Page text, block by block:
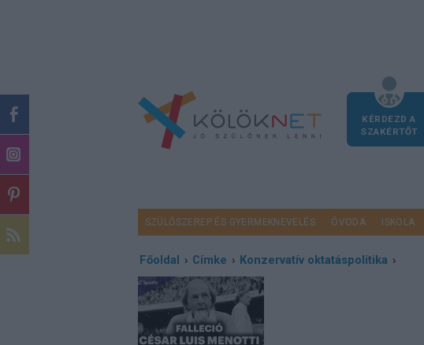
KÉRDEZD A
SZAKÉRTŐT
SZÜLŐSZEREP ÉS GYERMEKNEVELÉS ÓVODA ISKOLA
Főoldal › Címke › Konzervatív oktatáspolitika ›